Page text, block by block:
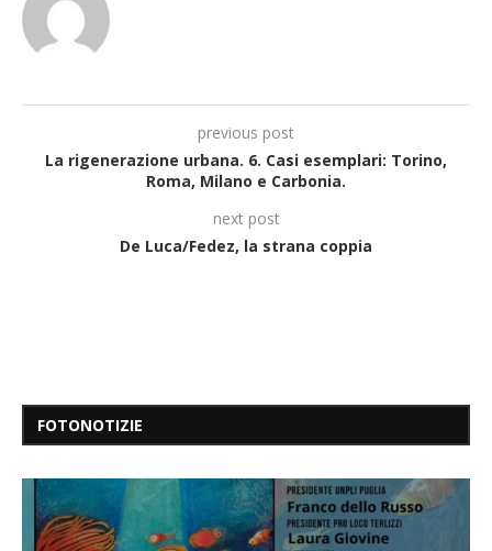
previous post
La rigenerazione urbana. 6. Casi esemplari: Torino,
Roma, Milano e Carbonia.
next post
De Luca/Fedez, la strana coppia
FOTONOTIZIE